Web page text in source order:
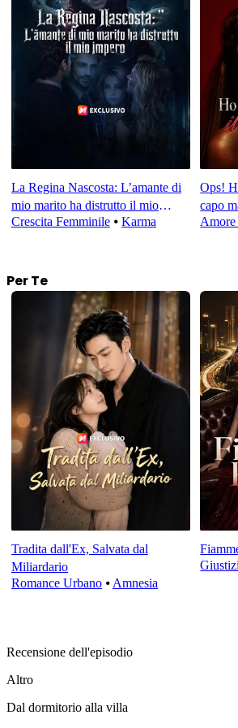
La Regina Nascosta: L’amante di
mio marito ha distrutto il mio
impero
Crescita Femminile ⦁ Karma
Ops!
capo
Amore
Per Te
Tradita dall'Ex, Salvata dal
Miliardario
Romance Urbano ⦁ Amnesia
Recensione dell'episodio
Altro
Dal dormitorio alla villa